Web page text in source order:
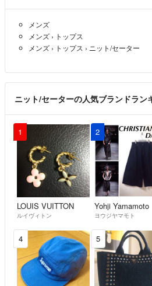
メンズ
メンズ › トップス
メンズ › トップス › ニット/セーター
ニット/セーターの人気ブランドラン
1
LOUIS VUITTON
ルイヴィトン
2
Yohji Yamamoto
ヨウジヤマモト
4 5